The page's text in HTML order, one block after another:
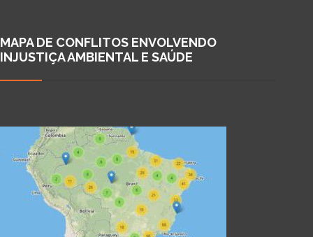
MAPA DE CONFLITOS ENVOLVENDO
INJUSTIÇA AMBIENTAL E SAÚDE